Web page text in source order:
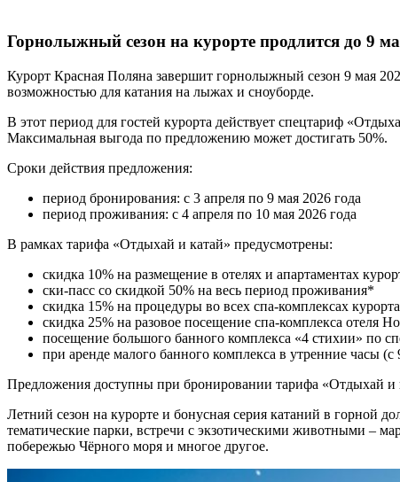
Горнолыжный сезон на курорте продлится до 9
Курорт Красная Поляна завершит горнолыжный сезон 9 мая
возможностью для катания на лыжах и сноуборде.
В этот период для гостей курорта действует спецтариф
Максимальная выгода по предложению может достигать 50%.
Сроки действия предложения:
период бронирования: с 3 апреля по 9 мая 2026 года
период проживания: с 4 апреля по 10 мая 2026 года
В рамках тарифа «Отдыхай и катай» предусмотрены:
скидка 10% на размещение в отелях и апартаментах
ски-пасс со скидкой 50% на весь период проживания*
скидка 15% на процедуры во всех спа-комплексах курорта
скидка 25% на разовое посещение спа-комплекса отеля
посещение большого банного комплекса «4 стихии» по
при аренде малого банного комплекса в утренние часы
Предложения доступны при бронировании тарифа «Отдыхай и
Летний сезон на курорте и бонусная серия катаний в горной
тематические парки, встречи с экзотическими животными –
побережью Чёрного моря и многое другое.